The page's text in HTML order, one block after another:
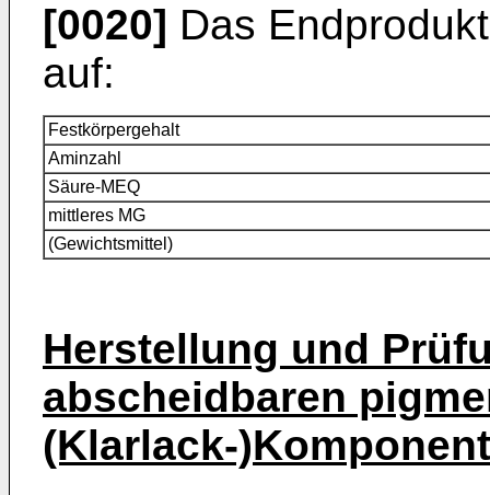
[0020] Das
auf:
Festkörpergehalt
Aminzahl
Säure-MEQ
mittleres MG
(Gewichtsmittel)
Herstellung und
abscheidbaren
(Klarlack-